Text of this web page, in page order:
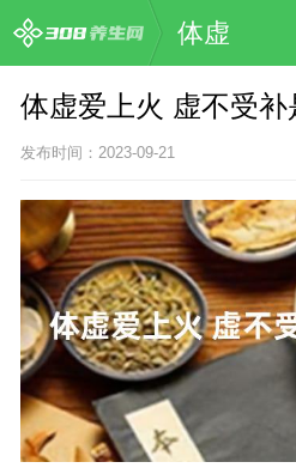
体虚
体虚爱上火 虚不受补
发布时间：2023-09-21